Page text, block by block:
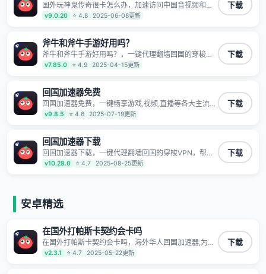
国外玩神鬼传奇很卡怎么办，加速访问中国音视频和网
站，专业回国加速器，帮你加速访问优酷、bilibili、腾讯
视频、爱奇艺等，加速国服游戏，例如原神、阴阳师、
示录、明日方舟、战双帕弥什、sky光·遇、另一个伊甸
园等国内各种服务,回国加速器致力于帮助海外华人和留
学生、港澳台地区用户提供最好的回国游戏和音乐视频
加速服务，可以在海外或港澳台地区流畅加速国服游戏
速专线。能加速访问优酷、爱奇艺、腾讯视频、B站、芒
果TV、西瓜视频、QQ音乐、网易云音乐、酷狗音乐、
YY等主流网站应用解除限制，带你穿梭加速回国。目前
已有上百万用户，用户整体好评95%以上，一对一在线
客服支持，保障你的使用体验。
v9.0.20 ⭐ 4.8 2025-06-08更新
下载
斧牛和斧牛手游好用吗？
斧牛和斧牛手游好用吗？，一键代理翻墙回国的穿梭
VPN，帮助海外华人留学生及港澳台地区用户破除地区
版权限制问题，一键降低游戏延迟，加速访问中国网
v7.85.0 ⭐ 4.9 2025-04-15更新
下载
回国加速器免费
回国加速器免费，一键畅享游戏,视频,直播等各大主流
App应用,视频加载极速不卡顿。人在海外听歌,玩国服游
戏 简单易用。
v9.8.5 ⭐ 4.6 2025-07-19更新
下载
回国加速器下载
回国加速器下载，一键代理翻墙回国的穿梭VPN，帮助
海外华人留学生及港澳台地区用户破除地区版权限制问
题，一键降低游戏延迟，加速访问中国网站、游戏及应
v10.28.0 ⭐ 4.7 2025-08-25更新
下载
安卓精选
在国外打帕斯卡契约会卡吗
在国外打帕斯卡契约会卡吗，海外华人回国加速器,为境
外华人解决海外怎么听歌?海外怎么看剧?海外怎么玩游
戏不卡等境外难题,全球回国稳定国内节点,专业、流畅加
v2.3.1 ⭐ 4.7 2025-05-22更新
下载